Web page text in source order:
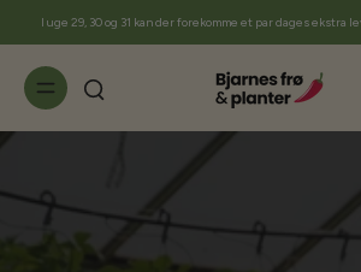
I uge 29, 30 og 31 kan der forekomme et par dages